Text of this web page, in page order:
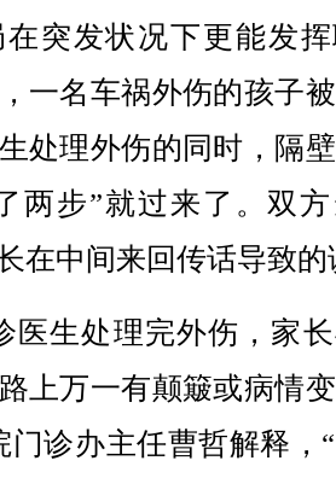
发状况下更能发挥
一名车祸外伤的孩子
处理外伤的同时，隔
两步”就过来了。双
在中间来回传话导致的
生处理完外伤，家长
上万一有颠簸或病情
门诊办主任曹哲解释，